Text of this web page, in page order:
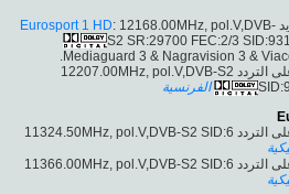
Eurosport 1 HD: 12168.00MHz, pol.V,DVB-
S2 SR:29700 FEC:2/3
أوقفت بثها على التردد 12207.00MHz, pol.V,DVB-S2
الفرنسية
أوقفت بثها على التردد 11324.50MHz, pol.V,DVB-S2 SID:6
أوقفت بثها على التردد 11366.00MHz, pol.V,DVB-S2 SID:6